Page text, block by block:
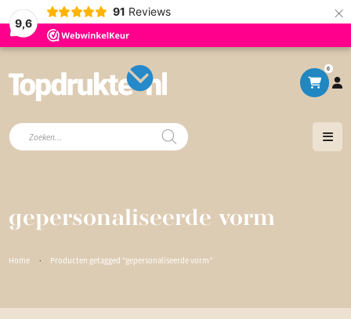
9,6
91 Reviews ×
0
Producten
zoeken
gepersonaliseerde vorm
Home · Producten getagged “gepersonaliseerde vorm”